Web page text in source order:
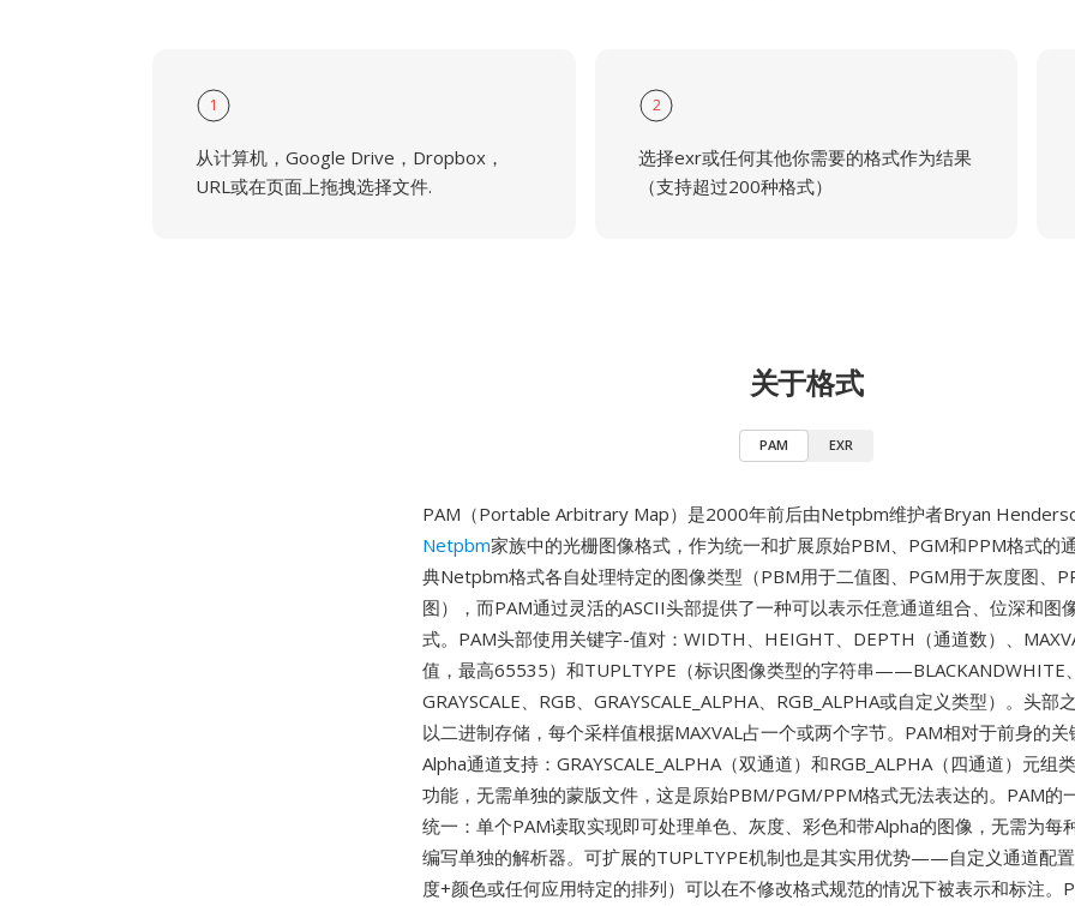
1
从计算机，Google Drive，Dropbox，
URL或在页面上拖拽选择文件.
2
选择exr或任何其他你需要的格式作为结果
（支持超过200种格式）
关于格式
PAM EXR
PAM（Portable Arbitrary Map）是2000年前后由Netpbm维护者Bryan
Netpbm家族中的光栅图像格式，作为统一和扩展原始PBM、PGM和PPM格式的
典Netpbm格式各自处理特定的图像类型（PBM用于二值图、PGM用于灰度图、
图），而PAM通过灵活的ASCII头部提供了一种可以表示任意通道组合、位深和图
式。PAM头部使用关键字-值对：WIDTH、HEIGHT、DEPTH（通道数）、
值，最高65535）和TUPLTYPE（标识图像类型的字符串——BLACKANDWHITE、
GRAYSCALE、RGB、GRAYSCALE_ALPHA、RGB_ALPHA或自定义类型）。头部
以二进制存储，每个采样值根据MAXVAL占一个或两个字节。PAM相对于前身的
Alpha通道支持：GRAYSCALE_ALPHA（双通道）和RGB_ALPHA（四通道）元组
功能，无需单独的蒙版文件，这是原始PBM/PGM/PPM格式无法表达的。PAM的
统一：单个PAM读取实现即可处理单色、灰度、彩色和带Alpha的图像，无需为每
编写单独的解析器。可扩展的TUPLTYPE机制也是其实用优势——自定义通道配
度+颜色或任何应用特定的排列）可以在不修改格式规范的情况下被表示和标注。